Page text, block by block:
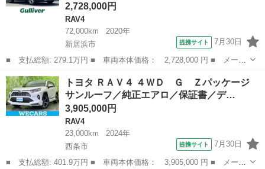
2,728,000円
RAV4
72,000km
2020年
新居浜市
提携サイト 7月30日
■ 支払総額: 279.1万円 ■ 車両本体価格： 2,728,000 円 ■ メーカ
ー名： トヨタ ■ 車種名： ＲＡＶ４ ■ グレード名： Ｇ 黒レ
ザーシート／純正８インチナビ／フルセグＴＶ／ＨＤＭｉ入力／Ｂｌ
ｕｅｔｏ...
愛媛 新居浜市 RAV4
トヨタ ＲＡＶ４ ４ＷＤ Ｇ Ｚパッケージ
サンルーフ／純正エアロ／保証書／デ…
3,905,000円
RAV4
23,000km
2024年
西条市
提携サイト 7月30日
■ 支払総額: 401.9万円 ■ 車両本体価格： 3,905,000 円 ■ メーカ